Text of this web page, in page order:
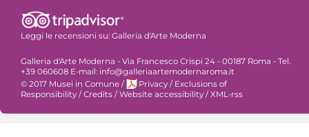
Leggi le recensioni su: Galleria d'Arte Moderna
Galleria d'Arte Moderna - Via Francesco Crispi 24 - 00187 Roma - Tel.
+39 060608 E-mail: info@galleriaartemodernaroma.it
© 2017 Musei in Comune / Privacy / Exclusions of
Responsibility /Credits /Website accessibility /XML-rss